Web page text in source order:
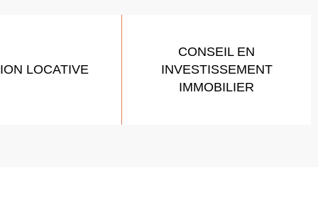
LOCATIVE
CONSEIL EN
INVESTISSEMENT
IMMOBILIER